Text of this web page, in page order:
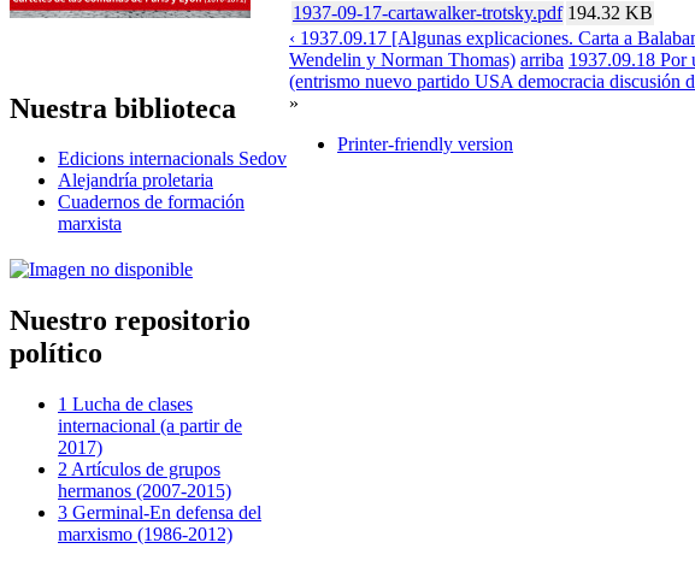
Nuestra biblioteca
Edicions internacionals Sedov
Alejandría proletaria
Cuadernos de formación
marxista
Nuestro repositorio
político
1 Lucha de clases
internacional (a partir de
2017)
2 Artículos de grupos
hermanos (2007-2015)
3 Germinal-En defensa del
marxismo (1986-2012)
1937-09-17-cartawalker-trotsky.pdf 194.32 KB
‹ 1937.09.17 [Algunas explicaciones. Carta a
Wendelin y Norman Thomas) arriba 1937.09.18 Por
(entrismo nuevo partido USA democracia discusión
»
Printer-friendly version